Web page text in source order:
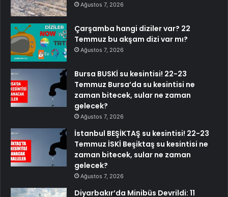
Ağustos 7, 2026
Çarşamba hangi diziler var? 22
Temmuz bu akşam dizi var mı?
Ağustos 7, 2026
Bursa BUSKİ su kesintisi! 22-23
Temmuz Bursa’da su kesintisi ne
zaman bitecek, sular ne zaman
gelecek?
Ağustos 7, 2026
İstanbul BEŞİKTAŞ su kesintisi! 22-23
Temmuz İSKİ Beşiktaş su kesintisi ne
zaman bitecek, sular ne zaman
gelecek?
Ağustos 7, 2026
Diyarbakır’da Minibüs Devrildi: 11